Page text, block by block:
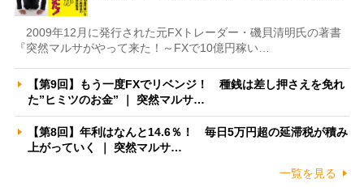
2009年12月に発行された元FXトレーダー・磯貝清明氏の著書
『突然マルサがやって来た！～FXで10億円稼い…
【第9回】もう一度FXでリベンジ！ 種銭は差し押さえを免れ
た”ヒミツのお金” ｜ 突然マルサ…
【第8回】年利はなんと14.6％！ 毎日5万円超の延滞税が積み
上がっていく ｜ 突然マルサ…
一覧を見る